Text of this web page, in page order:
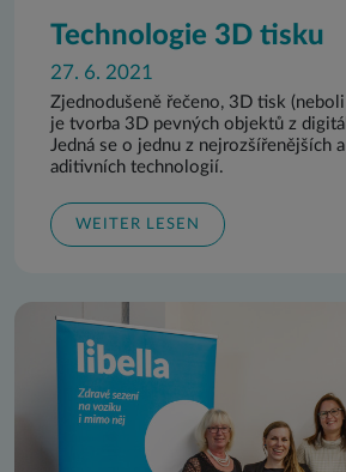
Technologie 3D tisku
27. 6. 2021
Zjednodušeně řečeno, 3D tisk
je tvorba 3D pevných objektů z
Jedná se o jednu z nejrozšířenějších
aditivních technologií.
WEITER LESEN